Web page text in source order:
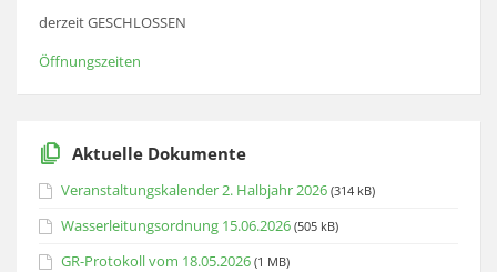
derzeit GESCHLOSSEN
Öffnungszeiten
Aktuelle Dokumente
Veranstaltungskalender 2. Halbjahr 2026 (314 kB)
Wasserleitungsordnung 15.06.2026 (505 kB)
GR-Protokoll vom 18.05.2026 (1 MB)